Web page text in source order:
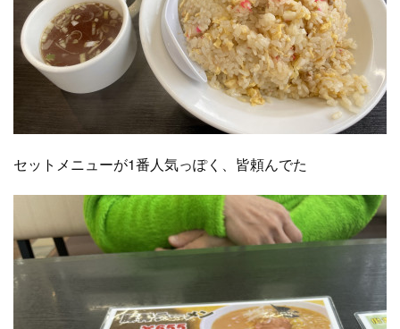
セットメニューが1番人気っぽく、皆頼んでた